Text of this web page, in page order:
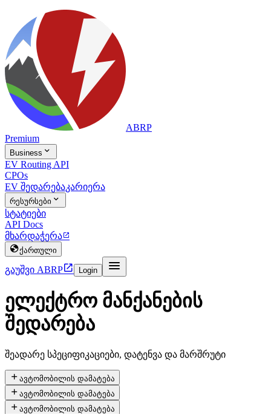
ABRP
Premium
Business 
EV Routing API
CPOs
EV შედარებაკარიერა
რესურსები 
სტატიები
API Docs
მხარდაჭერა
ქართული
გაუშვი ABRP Login 
ელექტრო მანქანების
შედარება
შეადარე სპეციფიკაციები, დატენვა და მარშრუტი
 ავტომობილის დამატება
 ავტომობილის დამატება
 ავტომობილის დამატება